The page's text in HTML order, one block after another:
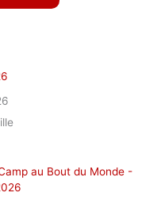
au Bout du Monde -